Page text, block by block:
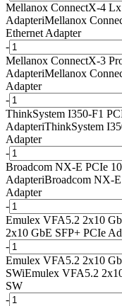
Mellanox ConnectX-4
AdapteriMellanox
Ethernet Adapter
-
Mellanox ConnectX-3
AdapteriMellanox
Adapter
-
ThinkSystem I350-F1
AdapteriThinkSystem
Adapter
-
Broadcom NX-E PCIe
AdapteriBroadcom NX-
Adapter
-
Emulex VFA5.2 2x10
2x10 GbE SFP+ PCIe
-
Emulex VFA5.2 2x10
SWiEmulex VFA5.2
SW
-